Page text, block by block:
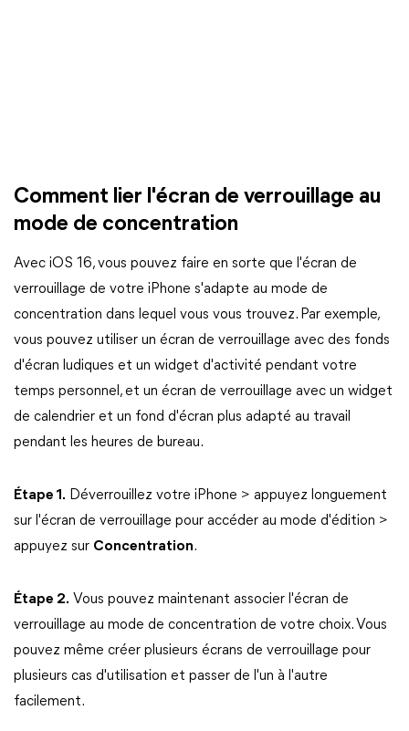
Comment lier l'écran de verrouillage au
mode de concentration
Avec iOS 16, vous pouvez faire en sorte que l'écran de
verrouillage de votre iPhone s'adapte au mode de
concentration dans lequel vous vous trouvez. Par exemple,
vous pouvez utiliser un écran de verrouillage avec des fonds
d'écran ludiques et un widget d'activité pendant votre
temps personnel, et un écran de verrouillage avec un widget
de calendrier et un fond d'écran plus adapté au travail
pendant les heures de bureau.
Étape 1. Déverrouillez votre iPhone > appuyez longuement
sur l'écran de verrouillage pour accéder au mode d'édition >
appuyez sur Concentration.
Étape 2. Vous pouvez maintenant associer l'écran de
verrouillage au mode de concentration de votre choix. Vous
pouvez même créer plusieurs écrans de verrouillage pour
plusieurs cas d'utilisation et passer de l'un à l'autre
facilement.